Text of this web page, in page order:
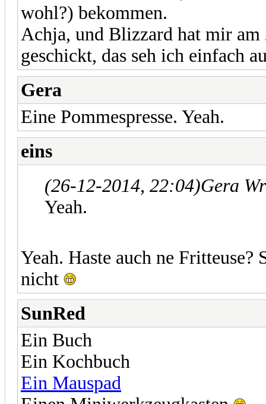
wohl?) bekommen.
Achja, und Blizzard hat mir
geschickt, das seh ich einfach
Gera
Eine Pommespresse. Yeah.
eins
(26-12-2014, 22:04)Gera
Yeah.
Yeah. Haste auch ne Fritteuse?
nicht
SunRed
Ein Buch
Ein Kochbuch
Ein Mauspad